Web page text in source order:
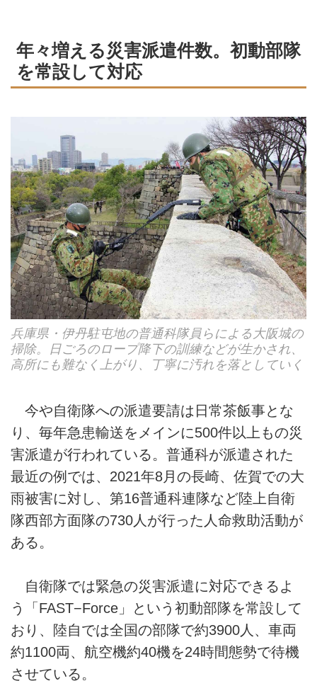
年々増える災害派遣件数。初動部隊
を常設して対応
兵庫県・伊丹駐屯地の普通科隊員らによる大阪城の
掃除。日ごろのロープ降下の訓練などが生かされ、
高所にも難なく上がり、丁寧に汚れを落としていく
今や自衛隊への派遣要請は日常茶飯事とな
り、毎年急患輸送をメインに500件以上もの災
害派遣が行われている。普通科が派遣された
最近の例では、2021年8月の長崎、佐賀での大
雨被害に対し、第16普通科連隊など陸上自衛
隊西部方面隊の730人が行った人命救助活動が
ある。
自衛隊では緊急の災害派遣に対応できるよ
う「FAST−Force」という初動部隊を常設して
おり、陸自では全国の部隊で約3900人、車両
約1100両、航空機約40機を24時間態勢で待機
させている。